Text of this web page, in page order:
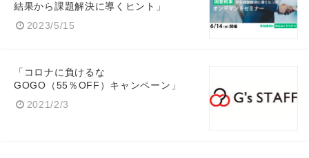
結果から課題解決に導くヒント」
2023/5/15
「コロナに負けるな
GOGO（55％OFF）キャンペーン」
2021/2/3